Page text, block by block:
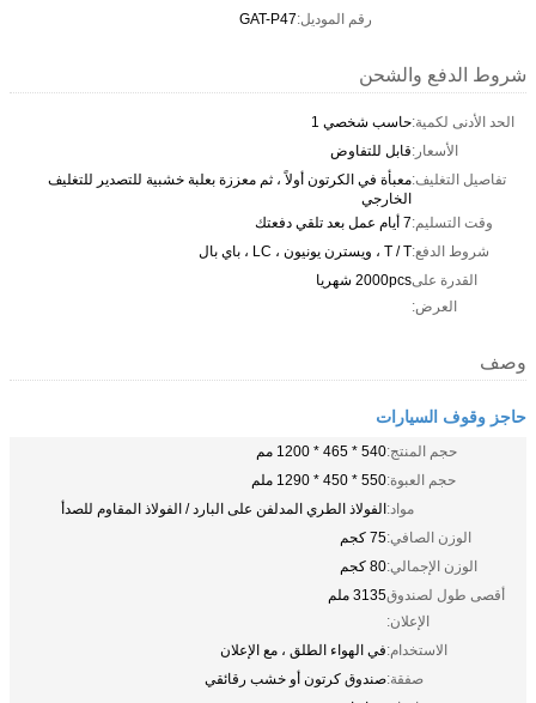
رقم الموديل:GAT-P47
شروط الدفع والشحن
الحد الأدنى لكمية:حاسب شخصي 1
الأسعار:قابل للتفاوض
تفاصيل التغليف:معبأة في الكرتون أولاً ، ثم معززة بعلبة خشبية للتصدير للتغليف
الخارجي
وقت التسليم:7 أيام عمل بعد تلقي دفعتك
شروط الدفع:T / T ، ويسترن يونيون ، LC ، باي بال
القدرة على
العرض:
2000pcs شهريا
وصف
حاجز وقوف السيارات
حجم المنتج:540 * 465 * 1200 مم
حجم العبوة:550 * 450 * 1290 ملم
مواد:الفولاذ الطري المدلفن على البارد / الفولاذ المقاوم للصدأ
الوزن الصافي:75 كجم
الوزن الإجمالي:80 كجم
أقصى طول لصندوق
الإعلان:
3135 ملم
الاستخدام:في الهواء الطلق ، مع الإعلان
صفقة:صندوق كرتون أو خشب رقائقي